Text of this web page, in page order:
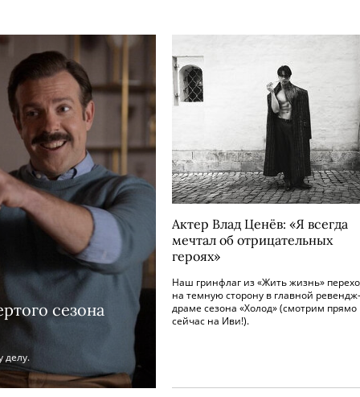
сезона
делу.
Актер Влад Ценёв: «Я всегда
мечтал об отрицательных
героях»
Наш гринфлаг из «Жить жизнь»
на темную сторону в главной ревендж-
драме сезона «Холод» (смотрим прямо
сейчас на Иви!).